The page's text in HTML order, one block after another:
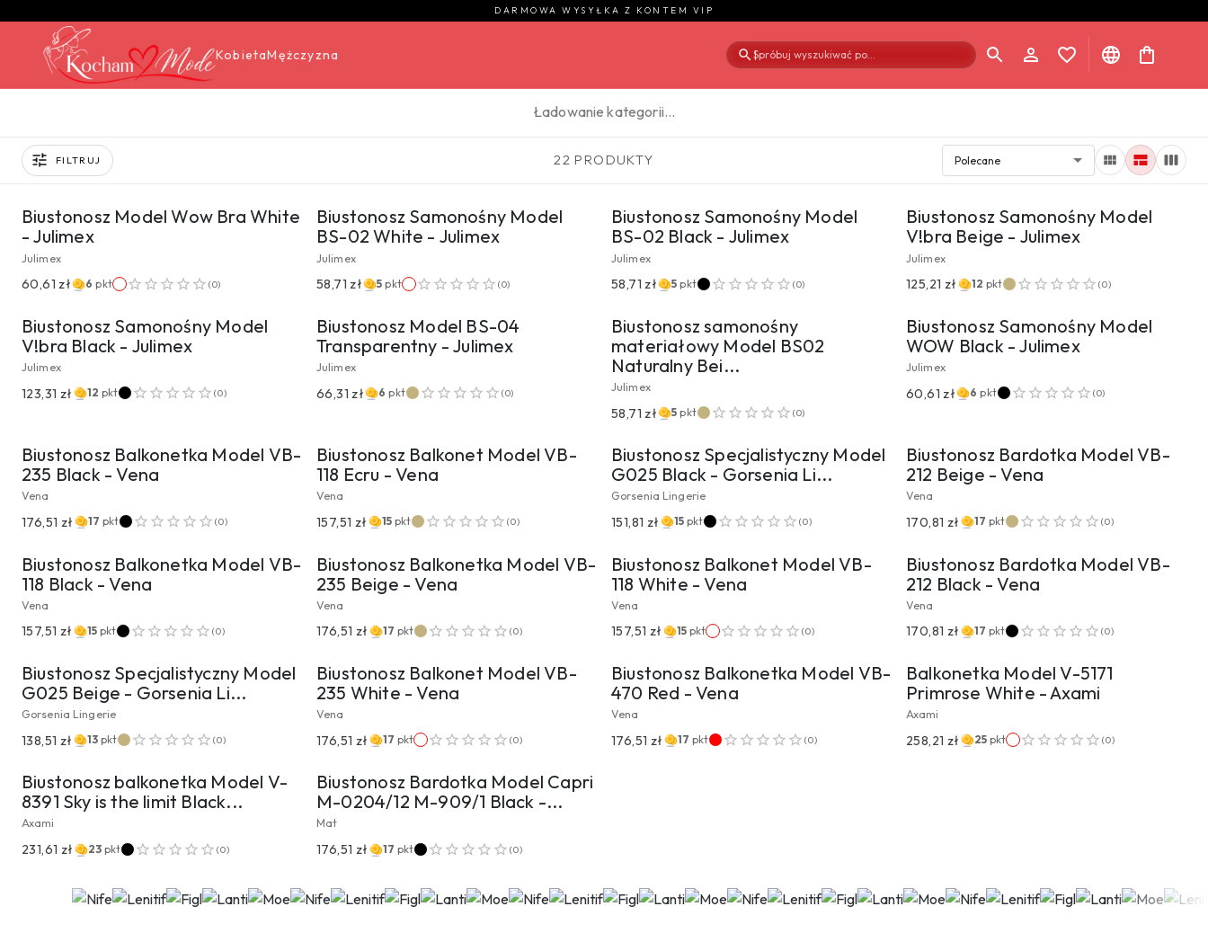
DARMOWA WYSYŁKA Z KONTEM VIP
KobietaMężczyzna Spróbuj wyszukiwać po...
|
Ładowanie kategorii…
FILTRUJ 22 PRODUKTY Polecane
PRZEJDŹ DO PRODUKTU
Biustonosz Model Wow Bra White
- Julimex
Julimex
60,61 zł 6 pkt (0)
Biustonosz Samonośny Model
BS-02 White - Julimex
Julimex
58,71 zł 5 pkt (0)
Biustonosz Samonośny Model
BS-02 Black - Julimex
Julimex
58,71 zł 5 pkt (0)
PRZEJDŹ DO PRODUKTU
Biustonosz Samonośny Model
V!bra Beige - Julimex
Julimex
125,21 zł 12 pkt (0)
PRZEJDŹ DO PRODUKTU
Biustonosz Samonośny Model
V!bra Black - Julimex
Julimex
123,31 zł 12 pkt (0)
PRZEJDŹ DO PRODUKTU
Biustonosz Model BS-04
Transparentny - Julimex
Julimex
66,31 zł 6 pkt (0)
PRZEJDŹ DO PRODUKTU
Biustonosz samonośny
materiałowy Model BS02
Naturalny Bei...
Julimex
58,71 zł 5 pkt (0)
PRZEJDŹ DO PRODUKTU
Biustonosz Samonośny Model
WOW Black - Julimex
Julimex
60,61 zł 6 pkt (0)
Biustonosz Balkonetka Model VB-
235 Black - Vena
Vena
176,51 zł 17 pkt (0)
Biustonosz Balkonet Model VB-
118 Ecru - Vena
Vena
157,51 zł 15 pkt (0)
PRZEJDŹ DO PRODUKTU
Biustonosz Specjalistyczny Model
G025 Black - Gorsenia Li...
Gorsenia Lingerie
151,81 zł 15 pkt (0)
Biustonosz Bardotka Model VB-
212 Beige - Vena
Vena
170,81 zł 17 pkt (0)
PRZEJDŹ DO PRODUKTU
Biustonosz Balkonetka Model VB-
118 Black - Vena
Vena
157,51 zł 15 pkt (0)
PRZEJDŹ DO PRODUKTU
Biustonosz Balkonetka Model VB-
235 Beige - Vena
Vena
176,51 zł 17 pkt (0)
PRZEJDŹ DO PRODUKTU
Biustonosz Balkonet Model VB-
118 White - Vena
Vena
157,51 zł 15 pkt (0)
PRZEJDŹ DO PRODUKTU
Biustonosz Bardotka Model VB-
212 Black - Vena
Vena
170,81 zł 17 pkt (0)
PRZEJDŹ DO PRODUKTU
Biustonosz Specjalistyczny Model
G025 Beige - Gorsenia Li...
Gorsenia Lingerie
138,51 zł 13 pkt (0)
PRZEJDŹ DO PRODUKTU
Biustonosz Balkonet Model VB-
235 White - Vena
Vena
176,51 zł 17 pkt (0)
PRZEJDŹ DO PRODUKTU
Biustonosz Balkonetka Model VB-
470 Red - Vena
Vena
176,51 zł 17 pkt (0)
PRZEJDŹ DO PRODUKTU
Balkonetka Model V-5171
Primrose White - Axami
Axami
258,21 zł 25 pkt (0)
PRZEJDŹ DO PRODUKTU
Biustonosz balkonetka Model V-
8391 Sky is the limit Black...
Axami
231,61 zł 23 pkt (0)
PRZEJDŹ DO PRODUKTU
Biustonosz Bardotka Model Capri
M-0204/12 M-909/1 Black -...
Mat
176,51 zł 17 pkt (0)